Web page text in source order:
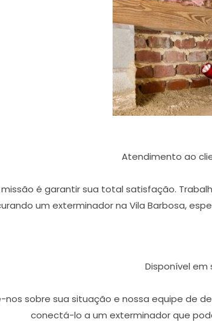
Atendimento ao
missão é garantir sua total satisfação.
um exterminador na Vila Barbosa,
Disponível
sobre sua situação e nossa equipe de
conectá-lo a um exterminador que